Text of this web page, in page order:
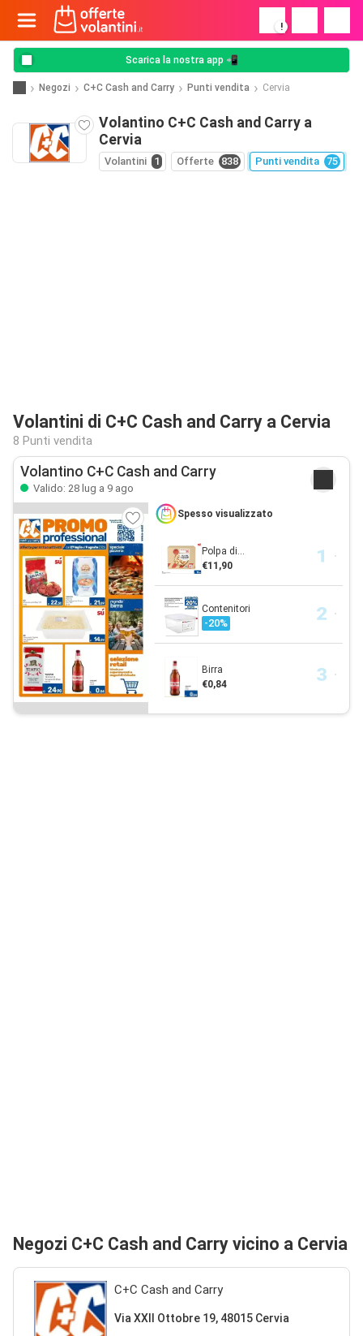
!
Scarica la nostra app 📲
Negozi C+C Cash and Carry Punti vendita Cervia
Volantino C+C Cash and Carry a
Cervia
Volantini 1 Offerte 838 Punti vendita 75
Volantini di C+C Cash and Carry a Cervia
8 Punti vendita
Volantino C+C Cash and Carry
Valido: 28 lug a 9 ago
Spesso visualizzato
Polpa di...
€11,90
Contenitori
-20%
Birra
€0,84
Negozi C+C Cash and Carry vicino a Cervia
C+C Cash and Carry
Via XXII Ottobre 19, 48015 Cervia